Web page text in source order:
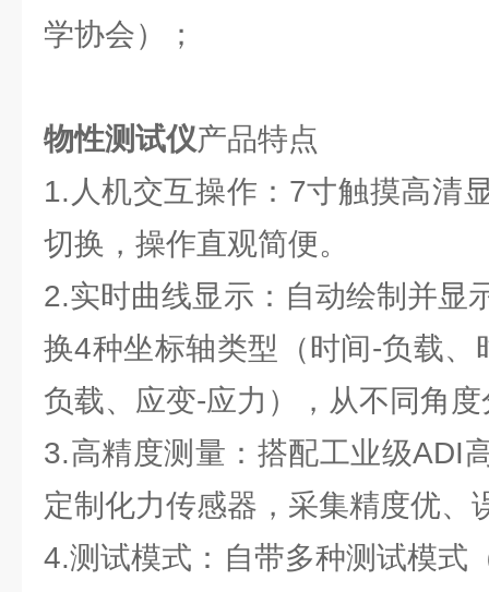
学协会）；
物性测试仪产品特点
1.人机交互操作：7寸触摸高清
切换，操作直观简便。
2.实时曲线显示：自动绘制并显
换4种坐标轴类型（时间-负载、
负载、应变-应力），从不同角
3.高精度测量：搭配工业级ADI
定制化力传感器，采集精度优、
4.测试模式：自带多种测试模式